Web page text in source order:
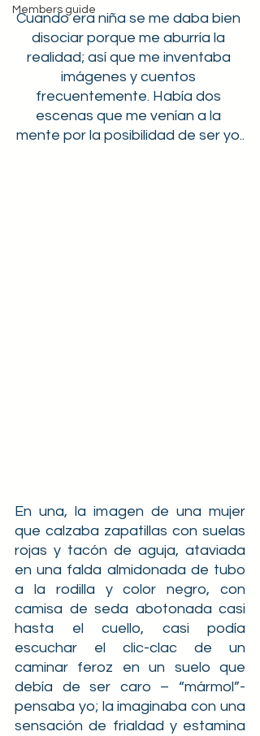
Members guide
Cuando era niña se me daba bien
disociar porque me aburría la
realidad; así que me inventaba
imágenes y cuentos
frecuentemente. Había dos
escenas que me venían a la
mente por la posibilidad de ser yo..
En una, la imagen de una mujer
que calzaba zapatillas con suelas
rojas y tacón de aguja, ataviada
en una falda almidonada de tubo
a la rodilla y color negro, con
camisa de seda abotonada casi
hasta el cuello, casi podía
escuchar el clic-clac de un
caminar feroz en un suelo que
debía de ser caro – “mármol”-
pensaba yo; la imaginaba con una
sensación de frialdad y estamina